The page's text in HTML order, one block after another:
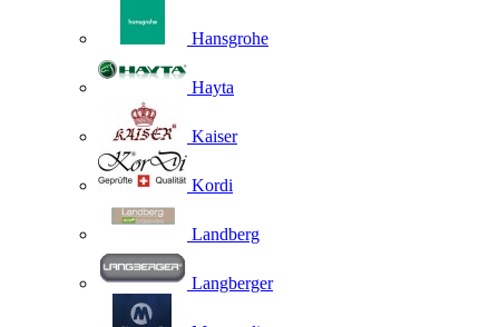
Hansgrohe
Hayta
Kaiser
Kordi
Landberg
Langberger